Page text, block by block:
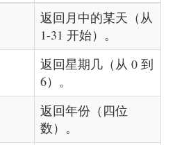
返回月中的某天（从
1-31 开始）。
返回星期几（从 0 到
6）。
返回年份（四位
数）。